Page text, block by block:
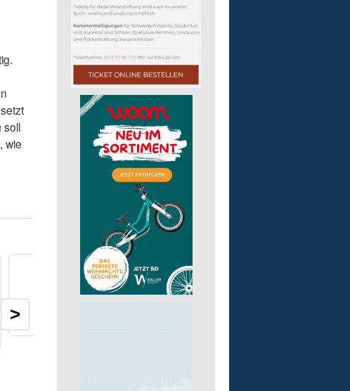
soll
wie
Bildungsbegleitung (m/
Lebenshilfe im Landkreis
>